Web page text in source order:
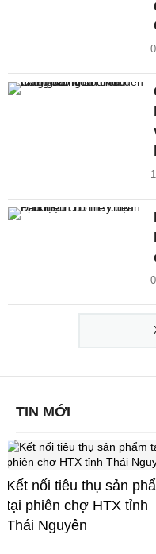
TIN MỚI
Kết nối tiêu thụ sản
tại phiên chợ HTX tỉnh
Thái Nguyên